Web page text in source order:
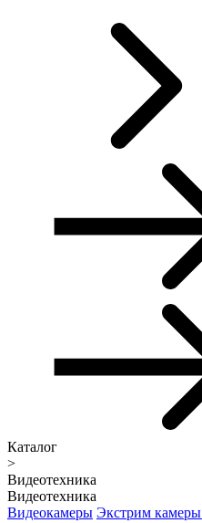
Каталог
>
Видеотехника
Видеотехника
Видеокамеры Экстрим камеры